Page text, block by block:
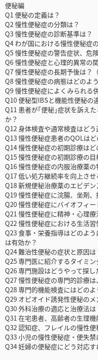
便秘編
Q1 便秘の定義は？
Q2 慢性便秘症の分類は？
Q3 慢性便秘症の診断基準は？
Q4 わが国における慢性便秘症
Q5 慢性便秘症の警告症状、危
Q6 慢性便秘症と心理的異常の
Q7 慢性便秘症の長期予後は？
Q8 慢性便秘症の病態はどのよ
Q9 慢性便秘症によくみられる
Q10 便秘型IBSと機能性便秘の
Q11 患者が｢便秘｣症状を訴え
か？
Q12 身体検査や通常検査はどう
Q13 慢性便秘症患者のQOLは
Q14 慢性便秘症の初期診療は
Q15 慢性便秘症の初期診療の
Q16 慢性便秘症の内服治療薬の
Q17 低い処方継続率を向上さ
Q18 新規便秘治療薬のエビデン
Q19 慢性便秘症に浣腸、坐剤、
Q20 慢性便秘症にバイオフィ
Q21 慢性便秘症に精神・心理療
Q22 慢性便秘症における生活
Q23 食事・栄養指導はどのよ
は有効か？
Q24 難治性便秘の症状と原因は
Q25 専門医に紹介するタイミ
Q26 専門施設はどうやって探し
Q27 慢性便秘症の専門的診療
Q28 専門的機能検査にはどの
Q29 オピオイド誘発性便秘の
Q30 外科治療の適応と治療法は
Q31 在宅患者、高齢者の生理
Q32 認知症、フレイルの慢性
Q33 小児の慢性便秘症・便失
Q34 妊婦の便秘症にどう対応す